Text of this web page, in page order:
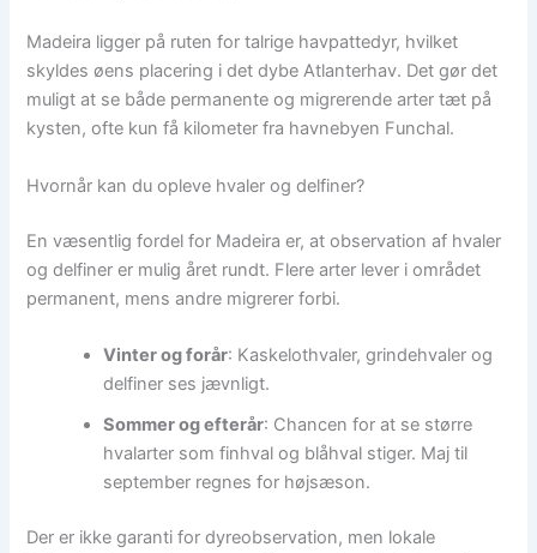
Madeira ligger på ruten for talrige havpattedyr, hvilket
skyldes øens placering i det dybe Atlanterhav. Det gør det
muligt at se både permanente og migrerende arter tæt på
kysten, ofte kun få kilometer fra havnebyen Funchal.
Hvornår kan du opleve hvaler og delfiner?
En væsentlig fordel for Madeira er, at observation af hvaler
og delfiner er mulig året rundt. Flere arter lever i området
permanent, mens andre migrerer forbi.
Vinter og forår: Kaskelothvaler, grindehvaler og
delfiner ses jævnligt.
Sommer og efterår: Chancen for at se større
hvalarter som finhval og blåhval stiger. Maj til
september regnes for højsæson.
Der er ikke garanti for dyreobservation, men lokale